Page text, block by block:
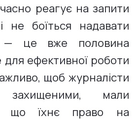
реагує на запити
не боїться надавати
— це вже половина
ефективної роботи
щоб журналісти
захищеними, мали
що їхнє право на